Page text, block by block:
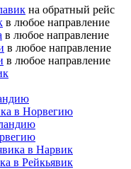
на обратный рейс
в любое направление
в любое направление
в любое направление
в любое направление
в Норвегию
в Нарвик
в Рейкьявик